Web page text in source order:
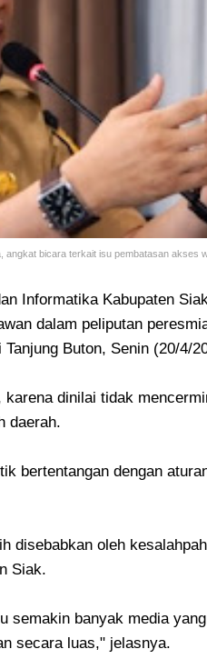
bicara terkait isu pembatasan akses
Informatika Kabupaten
dalam peliputan
Buton, Senin (20/4/
dinilai tidak
daerah.
bertentangan dengan
disebabkan oleh
Siak.
banyak media
secara luas," jelasnya.